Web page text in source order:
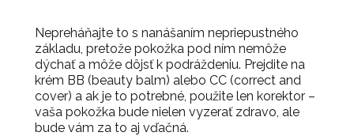
Nepreháňajte to s nanášaním nepriepustného
základu, pretože pokožka pod ním nemôže
dýchať a môže dôjsť k podráždeniu. Prejdite na
krém BB (beauty balm) alebo CC (correct and
cover) a ak je to potrebné, použite len korektor –
vaša pokožka bude nielen vyzerať zdravo, ale
bude vám za to aj vďačná.